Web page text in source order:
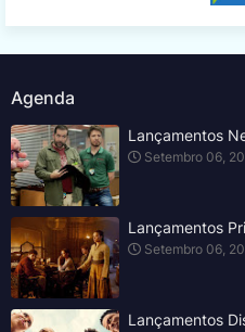
Agenda
Lançamentos
Setembro 06,
Lançamentos
Setembro 06,
Lançamentos